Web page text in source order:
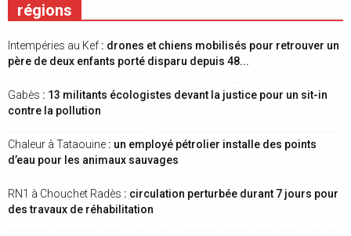
régions
Intempéries au Kef : drones et chiens mobilisés pour retrouver un
père de deux enfants porté disparu depuis 48...
Gabès : 13 militants écologistes devant la justice pour un sit-in
contre la pollution
Chaleur à Tataouine : un employé pétrolier installe des points
d’eau pour les animaux sauvages
RN1 à Chouchet Radès : circulation perturbée durant 7 jours pour
des travaux de réhabilitation